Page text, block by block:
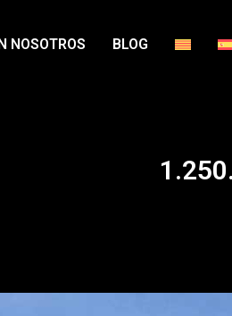
NOSOTROS BLOG